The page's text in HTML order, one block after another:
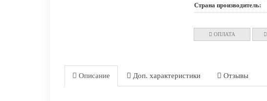
Страна производитель:
ОПЛАТА
Описание Доп. характеристики Отзывы